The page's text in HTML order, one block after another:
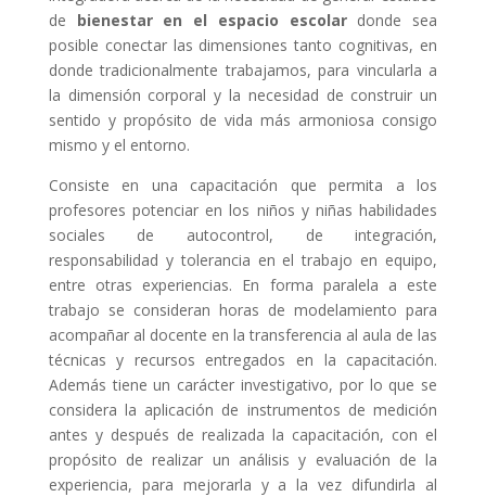
de bienestar en el espacio escolardonde sea
posible conectar las dimensiones tanto cognitivas, en
donde tradicionalmente trabajamos, para vincularla a
la dimensión corporal y la necesidad de construir un
sentido y propósito de vida más armoniosa consigo
mismo y el entorno.
Consiste en una capacitación que permita a los
profesores potenciar en los niños y niñas habilidades
sociales de autocontrol, de integración,
responsabilidad y tolerancia en el trabajo en equipo,
entre otras experiencias. En forma paralela a este
trabajo se consideran horas de modelamiento para
acompañar al docente en la transferencia al aula de las
técnicas y recursos entregados en la capacitación.
Además tiene un carácter investigativo, por lo que se
considera la aplicación de instrumentos de medición
antes y después de realizada la capacitación, con el
propósito de realizar un análisis y evaluación de la
experiencia, para mejorarla y a la vez difundirla al